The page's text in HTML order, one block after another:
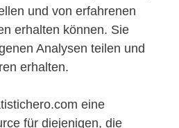
und von erfahrenen
erhalten können. Sie
Analysen teilen und
erhalten.
eine
für diejenigen, die